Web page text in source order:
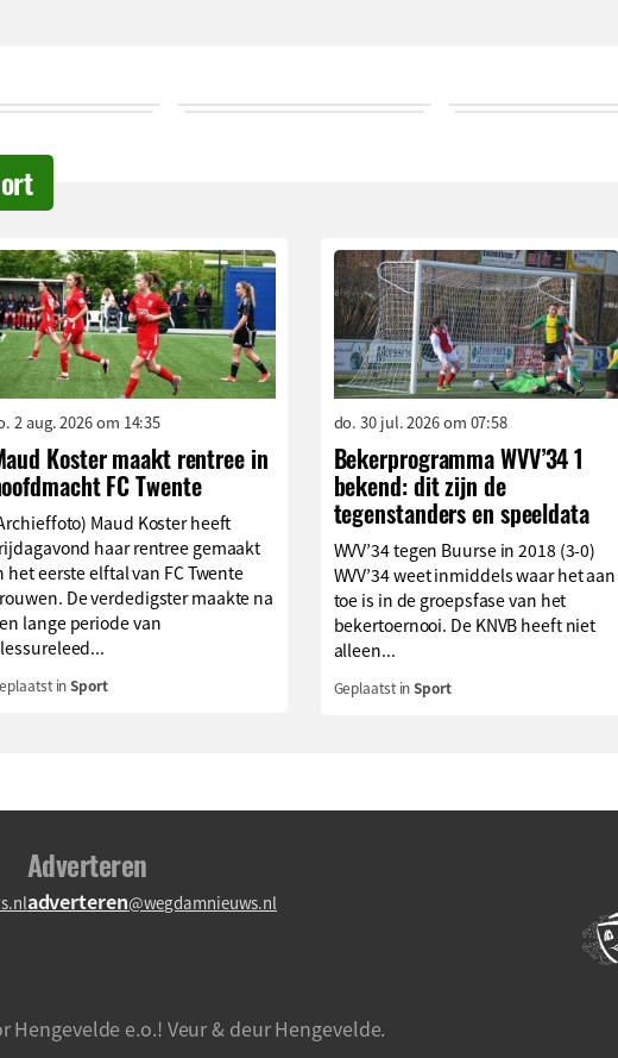
2 aug. 2026 om 14:35
Koster maakt rentree in
FC Twente
Maud Koster heeft
haar rentree gemaakt
het eerste elftal van FC Twente
De verdedigster maakte na
lange periode van
inSport
do. 30 jul. 2026 om 07:58
Bekerprogramma WVV’34 1
bekend: dit zijn de
tegenstanders en speeldata
WVV’34 tegen Buurse in 2018 (3-0)
WVV’34 weet inmiddels waar het aan
toe is in de groepsfase van het
bekertoernooi. De KNVB heeft niet
alleen...
Geplaatst inSport
Adverteren
adverteren@wegdamnieuws.nl
e.o.! Veur & deur Hengevelde.